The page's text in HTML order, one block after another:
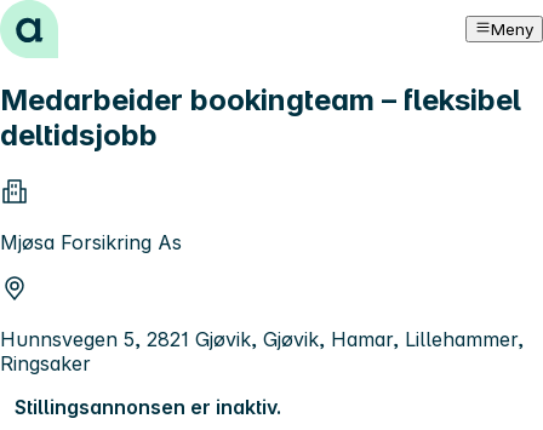
Hopp til innhold Meny
Medarbeider bookingteam – fleksibel
deltidsjobb
Mjøsa Forsikring As
Hunnsvegen 5, 2821 Gjøvik, Gjøvik, Hamar, Lillehammer,
Ringsaker
Stillingsannonsen er inaktiv.